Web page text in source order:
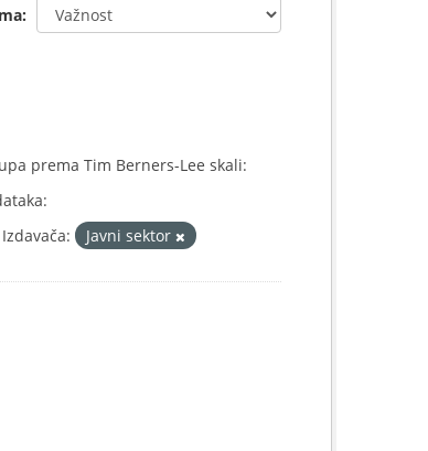
prema Tim Berners-Lee skali:
Javni sektor